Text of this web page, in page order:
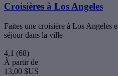
Croisières à Los Angeles
Faites une croisière à Los Angeles
séjour dans la ville
4,1 (68)
À partir de
13,00 $US